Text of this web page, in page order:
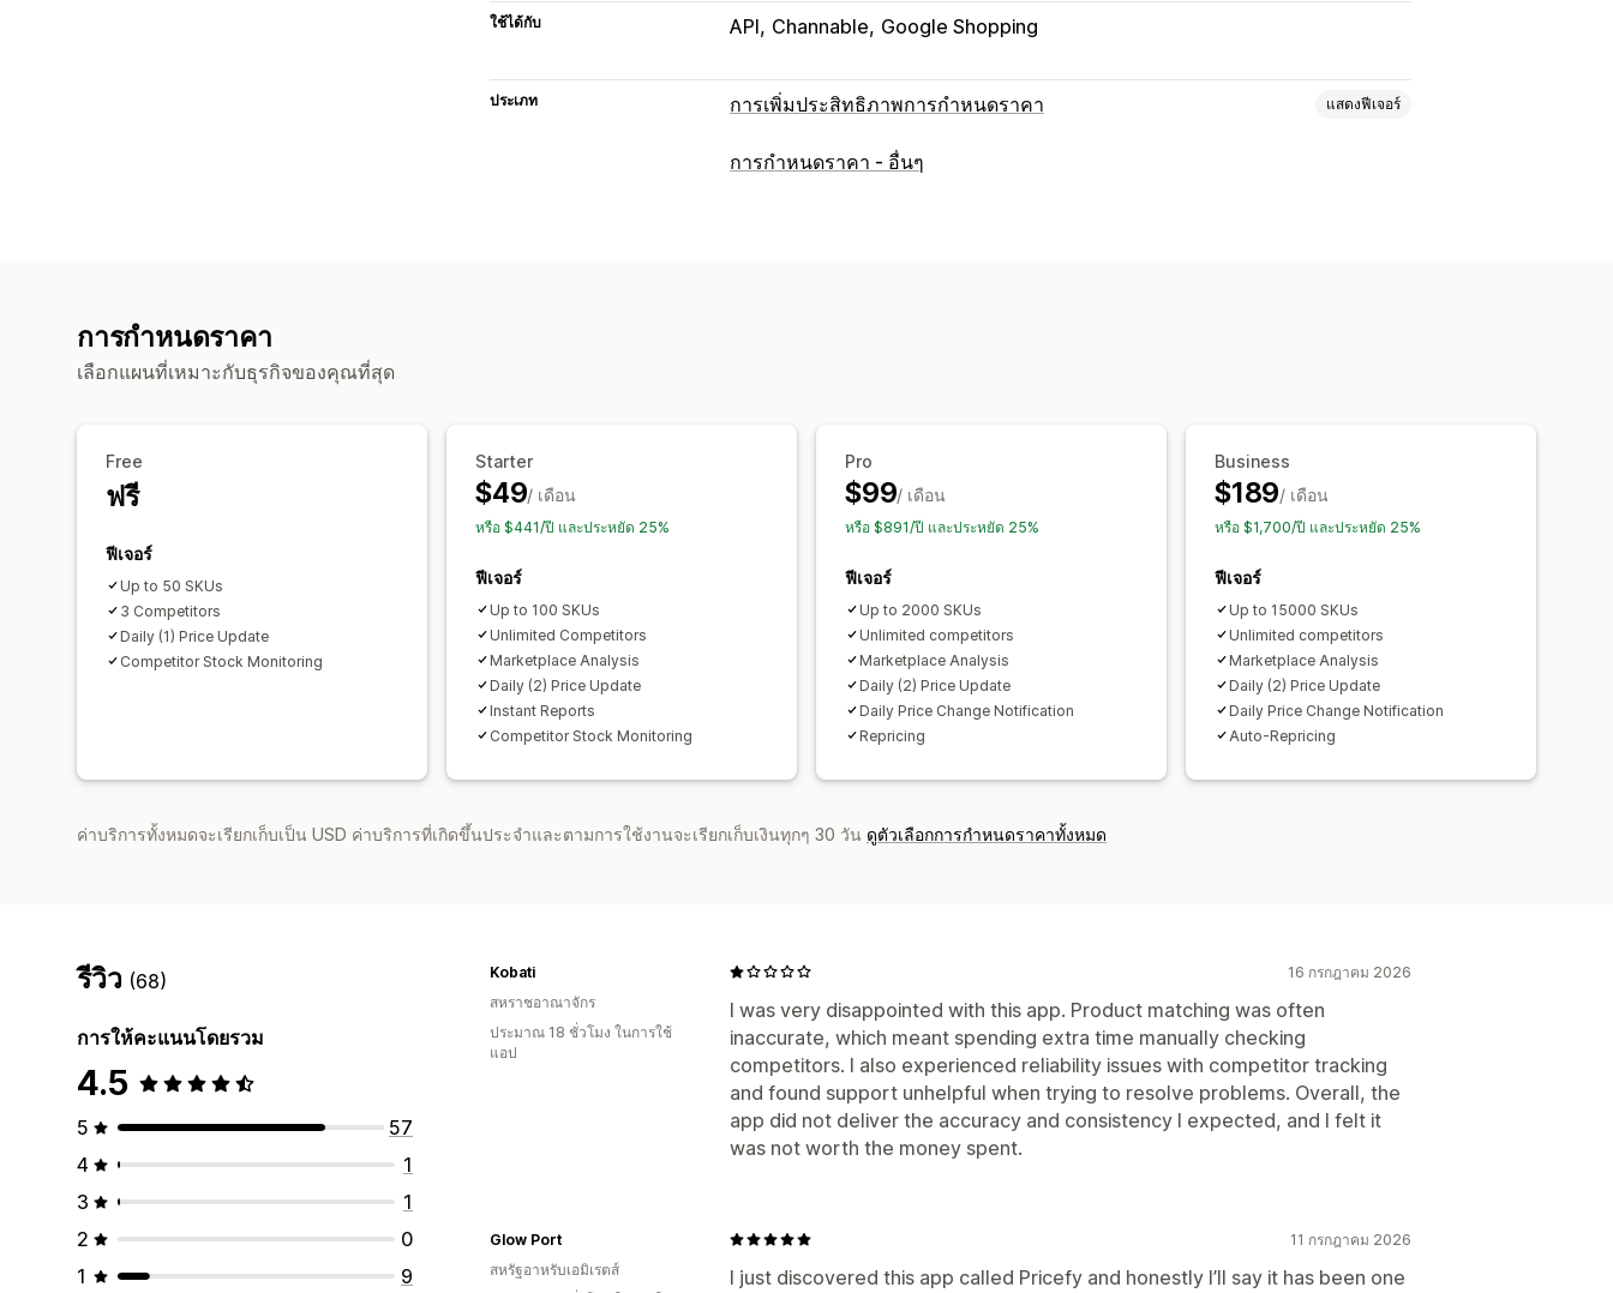
ใช้ได้กับ API Channable Google Shopping
ประเภท การเพิ่มประสิทธิภาพการกำหนดราคา แสดงฟีเจอร์
การจัดการการกำหนดราคา
การกำหนดราคา - อื่นๆ
การกำหนดราคา
เลือกแผนที่เหมาะกับธุรกิจของคุณที่สุด
Free
ฟรี
ฟีเจอร์
Up to 50 SKUs
3 Competitors
Daily (1) Price Update
Competitor Stock Monitoring
Starter
$49/ เดือน
หรือ $441/ปี และประหยัด 25%
ฟีเจอร์
Up to 100 SKUs
Unlimited Competitors
Marketplace Analysis
Daily (2) Price Update
Instant Reports
Competitor Stock Monitoring
Pro
$99/ เดือน
หรือ $891/ปี และประหยัด 25%
ฟีเจอร์
Up to 2000 SKUs
Unlimited competitors
Marketplace Analysis
Daily (2) Price Update
Daily Price Change Notification
Repricing
Business
$189/ เดือน
หรือ $1,700/ปี และประหยัด 25%
ฟีเจอร์
Up to 15000 SKUs
Unlimited competitors
Marketplace Analysis
Daily (2) Price Update
Daily Price Change Notification
Auto-Repricing
ค่าบริการทั้งหมดจะเรียกเก็บเป็น USD ค่าบริการที่เกิดขึ้นประจำและตามการใช้งานจะเรียกเก็บเงินทุกๆ 30 วัน ดูตัวเลือกการกำหนดราคาทั้งหมด
รีวิว (68)
การให้คะแนนโดยรวม
4.5
5
57
4
1
3
1
2
0
1
9
16 กรกฎาคม 2026
I was very disappointed with this app. Product matching was often
inaccurate, which meant spending extra time manually checking
competitors. I also experienced reliability issues with competitor tracking
and found support unhelpful when trying to resolve problems. Overall, the
app did not deliver the accuracy and consistency I expected, and I felt it
was not worth the money spent.
Kobati
สหราชอาณาจักร
ประมาณ 18 ชั่วโมง ในการใช้
แอป
11 กรกฎาคม 2026
I just discovered this app called Pricefy and honestly I’ll say it has been one
Glow Port
สหรัฐอาหรับเอมิเรตส์